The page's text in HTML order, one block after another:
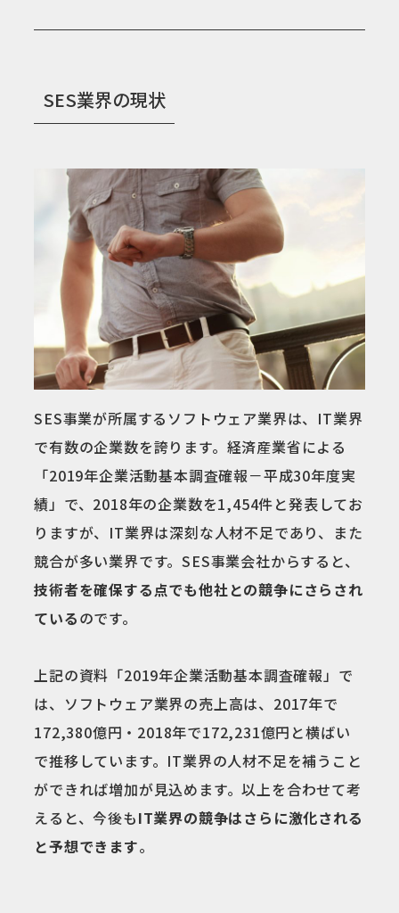
SES業界の現状
SES事業が所属するソフトウェア業界は、IT業界
で有数の企業数を誇ります。経済産業省による
「2019年企業活動基本調査確報－平成30年度実
績」で、2018年の企業数を1,454件と発表してお
りますが、IT業界は深刻な人材不足であり、また
競合が多い業界です。SES事業会社からすると、
技術者を確保する点でも他社との競争にさらされ
ているのです。
上記の資料「2019年企業活動基本調査確報」で
は、ソフトウェア業界の売上高は、2017年で
172,380億円・2018年で172,231億円と横ばい
で推移しています。IT業界の人材不足を補うこと
ができれば増加が見込めます。以上を合わせて考
えると、今後もIT業界の競争はさらに激化される
と予想できます。